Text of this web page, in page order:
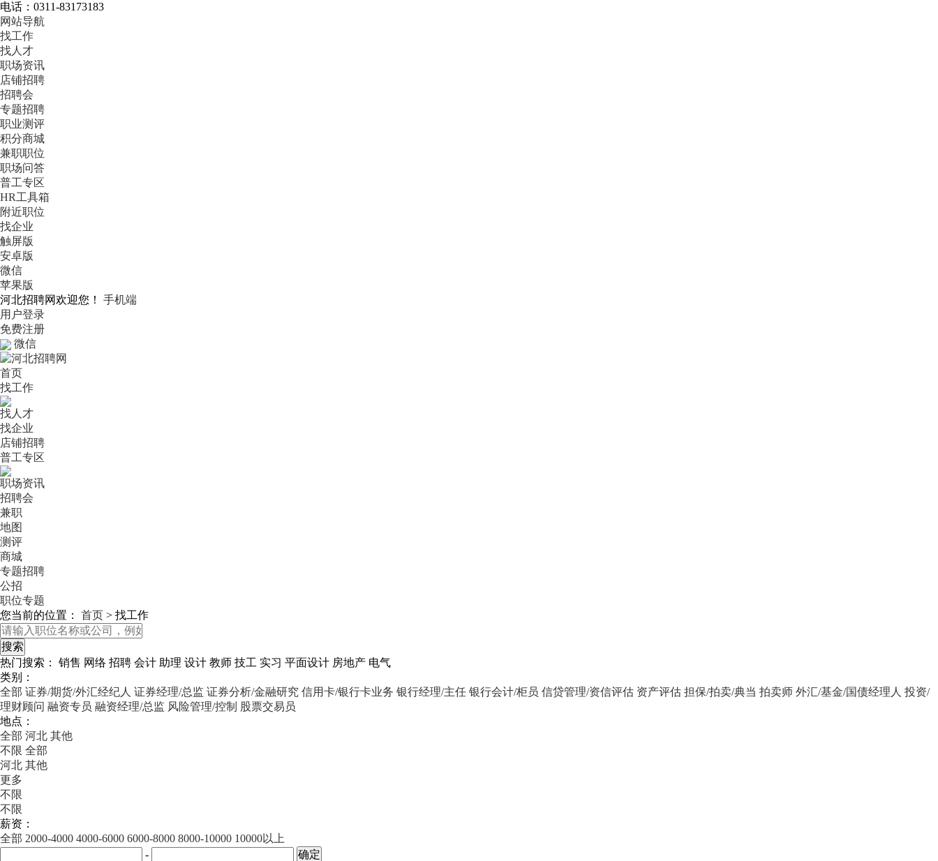
电话：0311-83173183
网站导航
找工作
找人才
职场资讯
店铺招聘
招聘会
专题招聘
职业测评
积分商城
兼职职位
职场问答
普工专区
HR工具箱
附近职位
找企业
触屏版
安卓版
微信
苹果版
河北招聘网欢迎您！
手机端
用户登录
免费注册
微信
首页
找工作
找人才
找企业
店铺招聘
普工专区
职场资讯
招聘会
兼职
地图
测评
商城
专题招聘
公招
职位专题
您当前的位置： 首页 > 找工作
热门搜索： 销售 网络 招聘 会计 助理 设计 教师 技工 实习 平面设计 房地产 电气
类别：
全部 证券/期货/外汇经纪人 证券经理/总监 证券分析/金融研究 信用卡/银行卡业务 银行经理/主任 银行会计/柜员 信贷管理/资信评估 资产评估 担保/拍卖/典当 拍卖师 外汇/基金/国债经理人 投资/
理财顾问 融资专员 融资经理/总监 风险管理/控制
股票交易员
地点：
全部 河北 其他
不限 全部
河北 其他
更多
不限
不限
薪资：
全部 2000-4000 4000-6000 6000-8000 8000-10000 10000以上
-